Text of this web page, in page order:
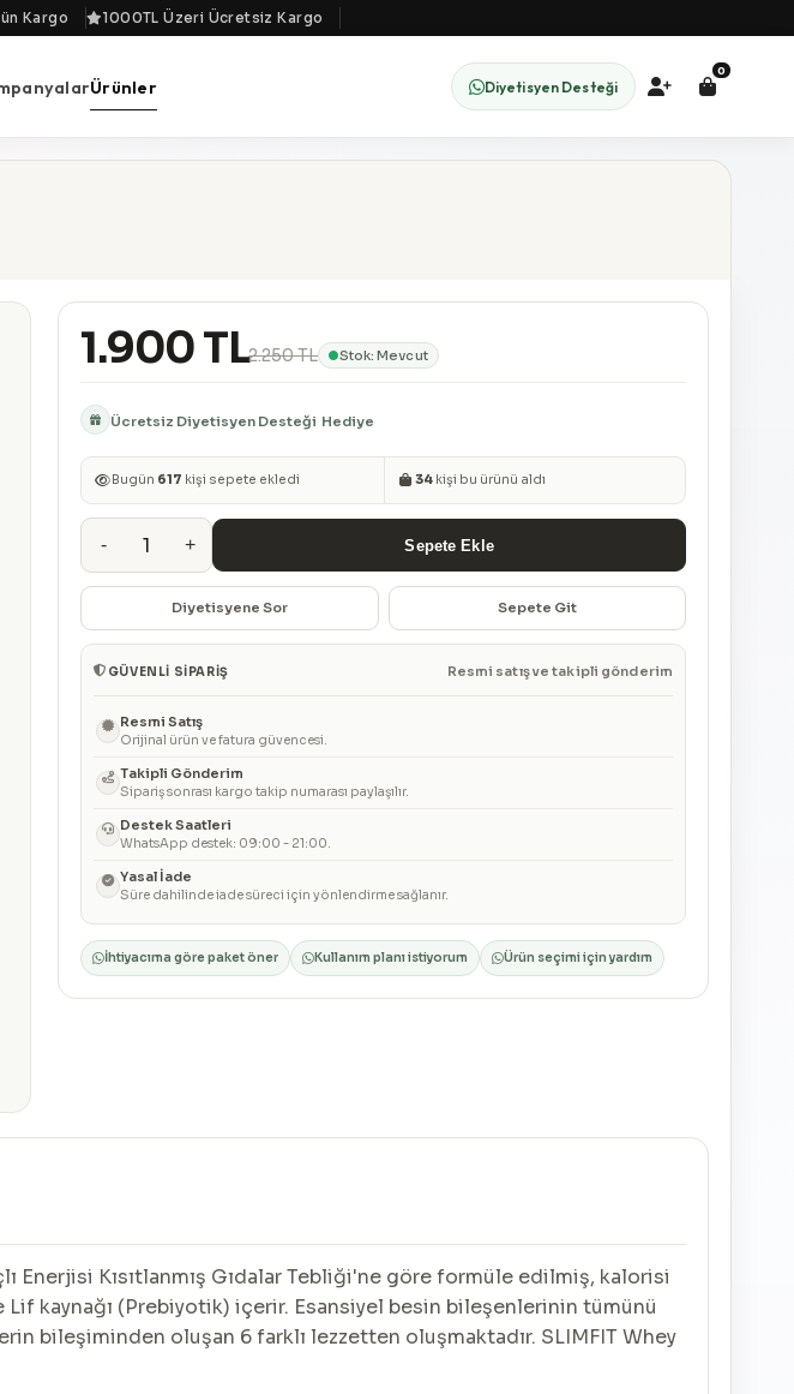
1000TL Üzeri Ücretsiz Kargo
Ürünler Diyetisyen Desteği
0
1.900 TL2.250 TL Stok: Mevcut
Ücretsiz Diyetisyen Desteği Hediye
Bugün 617 kişi sepete ekledi 34kişi bu ürünü aldı
- 1 + Sepete Ekle
Diyetisyene Sor Sepete Git
GÜVENLI SIPARIŞ Resmi satış ve takipli gönderim
Resmi Satış
Orijinal ürün ve fatura güvencesi.
Takipli Gönderim
Sipariş sonrası kargo takip numarası paylaşılır.
Destek Saatleri
WhatsApp destek: 09:00 - 21:00.
Yasal İade
Süre dahilinde iade süreci için yönlendirme sağlanır.
İhtiyacıma göre paket öner Kullanım planı istiyorum Ürün seçimi için yardım
Enerjisi Kısıtlanmış Gıdalar Tebliği'ne göre formüle edilmiş, kalorisi
Lif kaynağı (Prebiyotik) içerir. Esansiyel besin bileşenlerinin tümünü
bileşiminden oluşan 6 farklı lezzetten oluşmaktadır. SLIMFIT Whey